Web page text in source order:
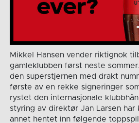
Mikkel Hansen vender riktignok
gamleklubben først neste
den superstjernen med drakt
første av en rekke signeringer
rystet den internasjonale
styring av direktør Jan Larsen har
annet hentet inn følgende